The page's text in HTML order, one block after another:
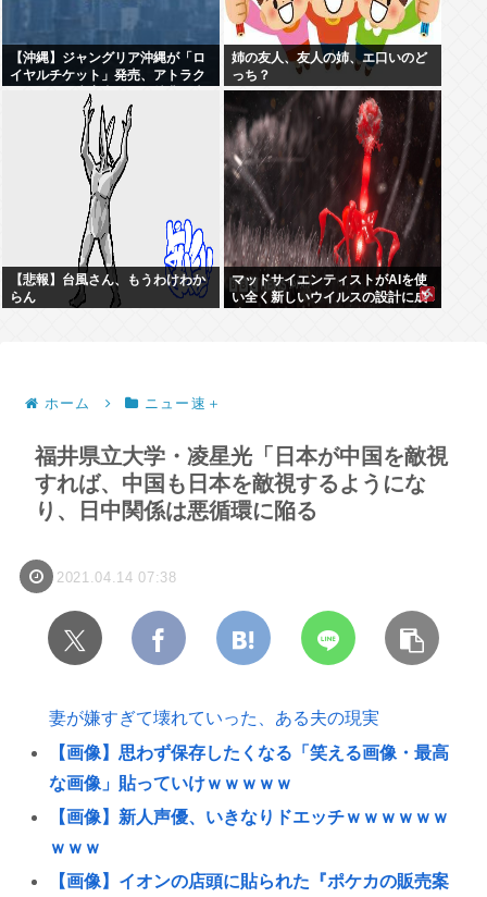
【沖縄】ジャングリア沖縄が「ロ
イヤルチケット」発売、アトラク
ションの優先案内などの特典…大
人2万9700円
姉の友人、友人の姉、エ口いのど
っち？
【悲報】台風さん、もうわけわか
らん
マッドサイエンティストがAIを使
い全く新しいウイルスの設計に成
ホーム ニュー速＋
福井県立大学・凌星光「日本が中国を敵視
すれば、中国も日本を敵視するようにな
り、日中関係は悪循環に陥る
2021.04.14 07:38
妻が嫌すぎて壊れていった、ある夫の現実
【画像】思わず保存したくなる「笑える画像・最高
な画像」貼っていけｗｗｗｗｗ
【画像】新人声優、いきなりドエッチｗｗｗｗｗｗ
ｗｗｗ
【画像】イオンの店頭に貼られた『ポケカの販売案